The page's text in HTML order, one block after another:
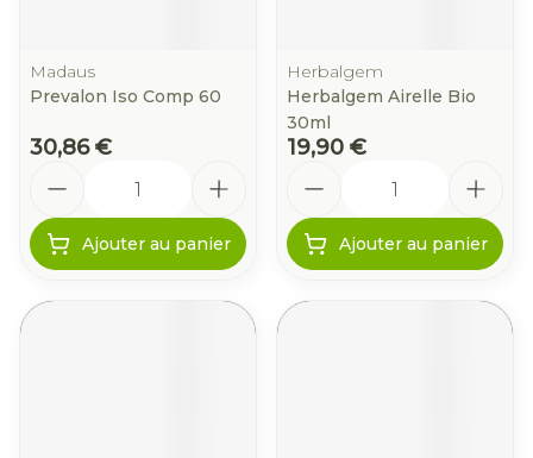
Madaus
Prevalon Iso Comp 60
30,86 €
Ajouter au panier
Herbalgem
Herbalgem Airelle Bio
30ml
19,90 €
Ajouter au panier